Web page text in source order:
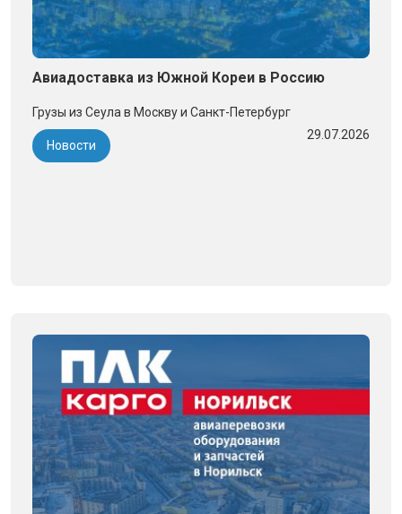
Авиадоставка из Южной Кореи в Россию
Грузы из Сеула в Москву и Санкт-Петербург
Новости
29.07.2026